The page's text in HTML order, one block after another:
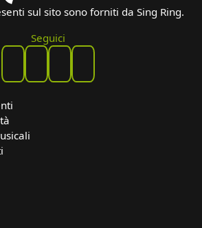
sul sito sono forniti da Sing Ring.
Seguici